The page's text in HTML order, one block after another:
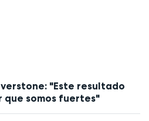
"Este resultado
que somos fuertes"